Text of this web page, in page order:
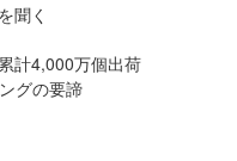
聞く
計4,000万個出荷
グの要諦